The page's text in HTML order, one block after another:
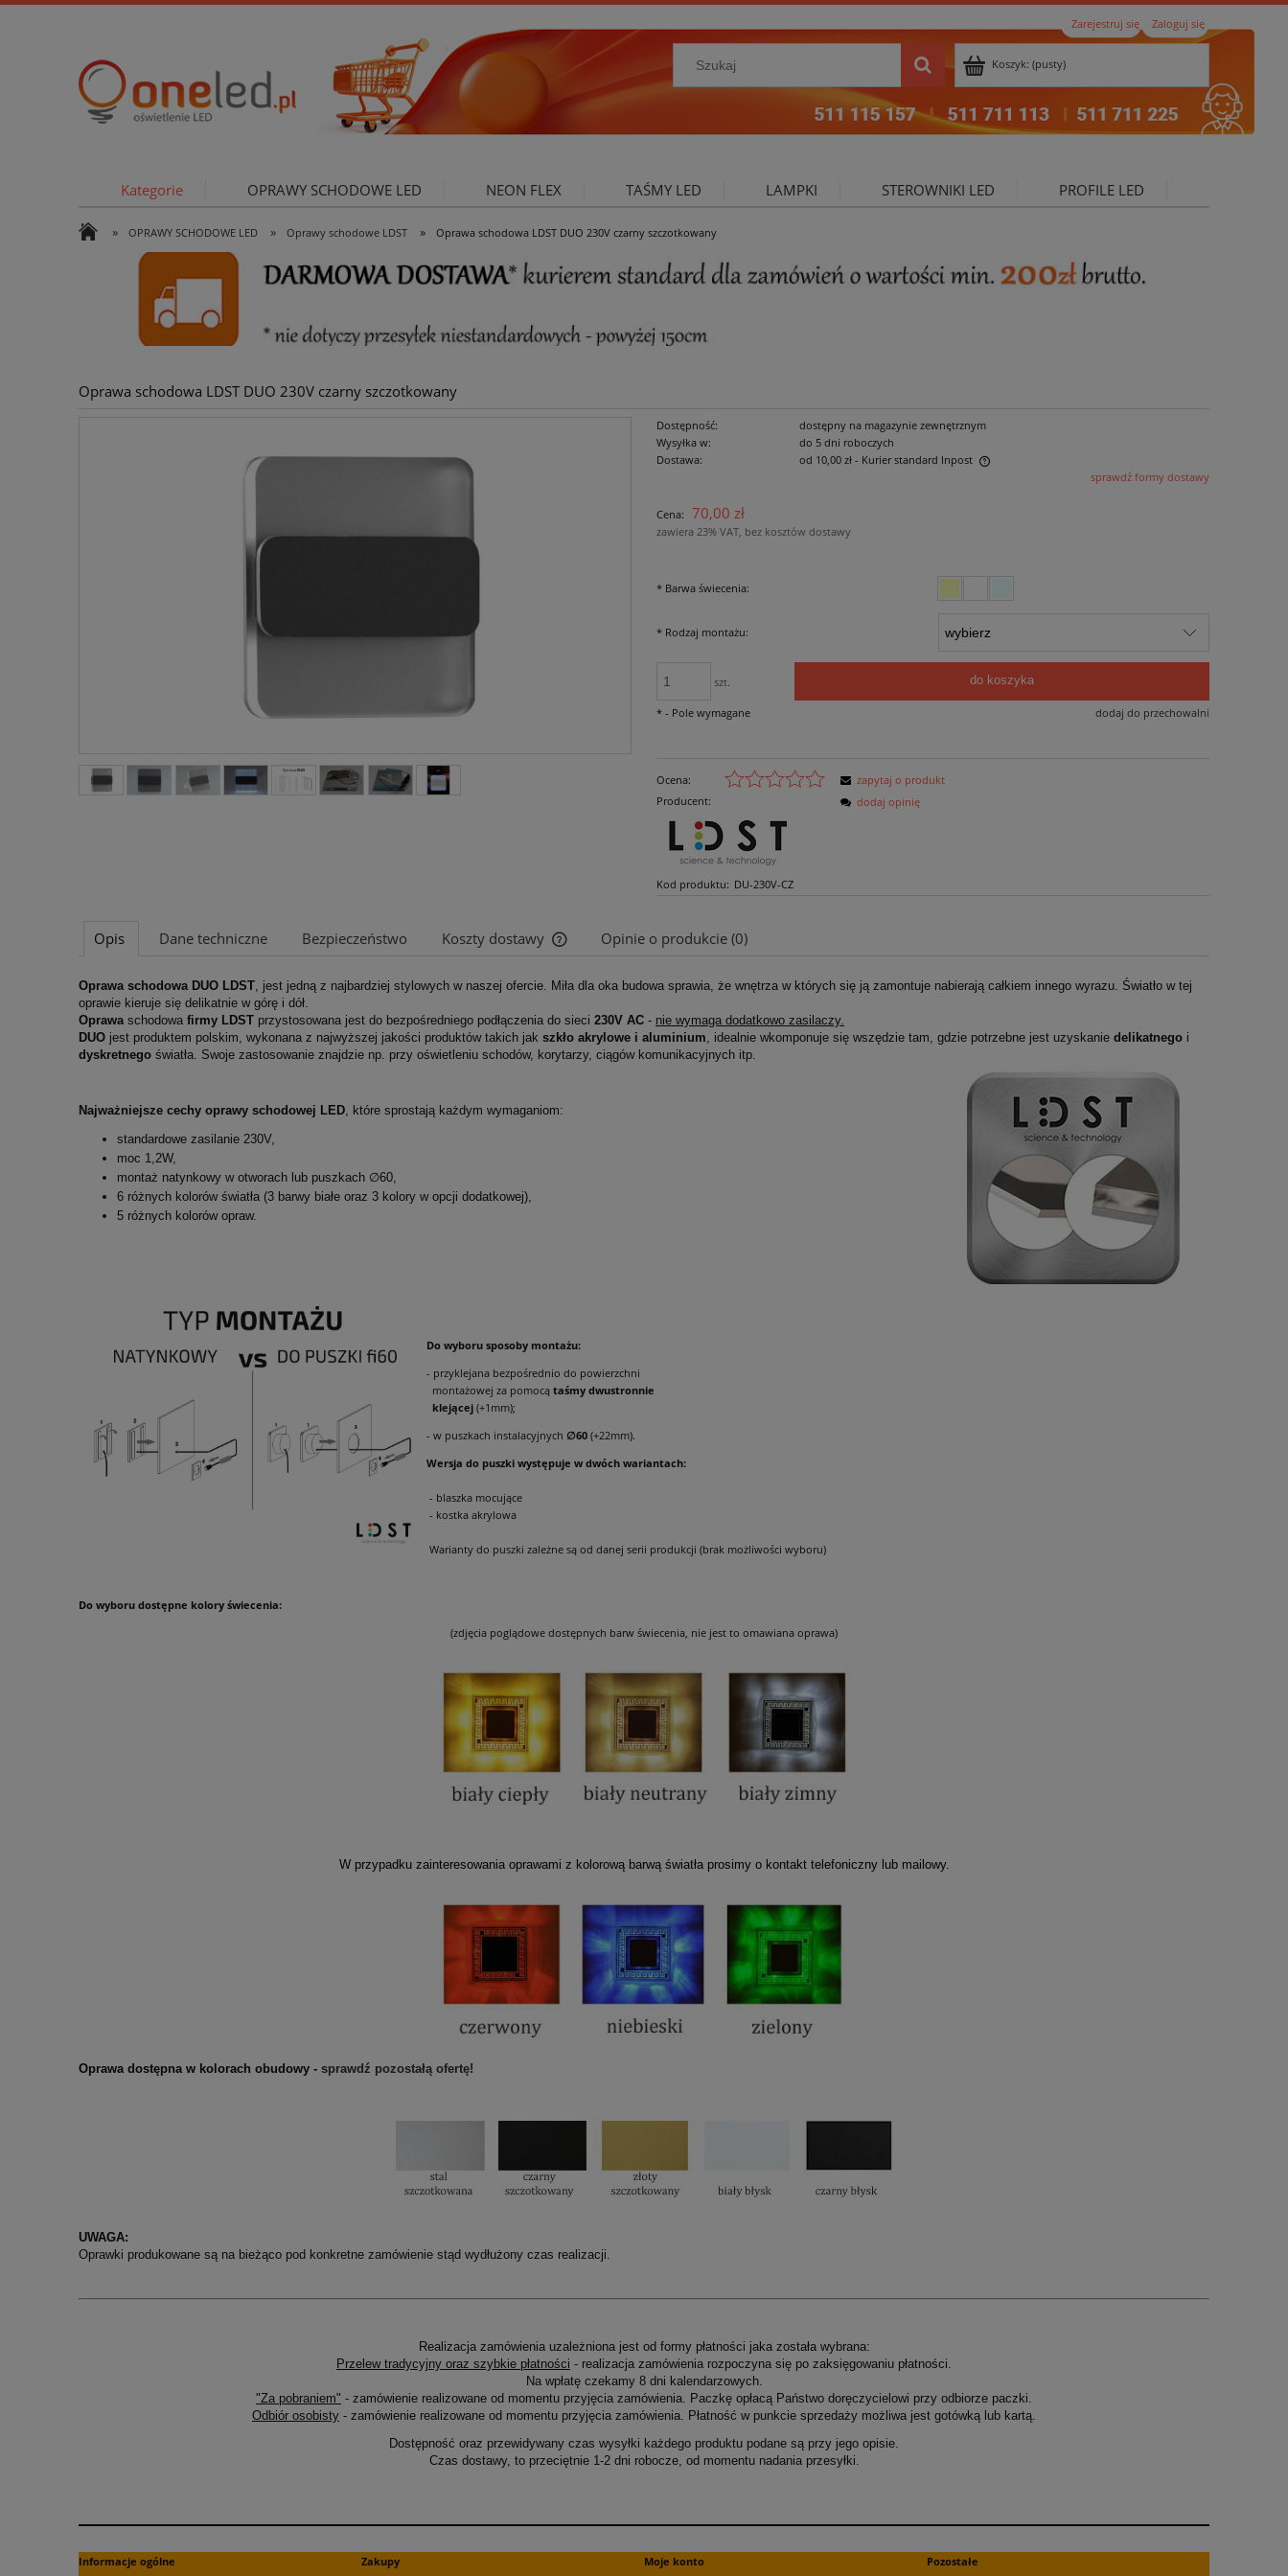
Zarejestruj się Zaloguj się
Koszyk: (pusty)
Kategorie OPRAWY SCHODOWE LED NEON FLEX TAŚMY LED LAMPKI STEROWNIKI LED PROFILE LED
OŚWIETLENIE ZEWNĘTRZNE OŚWIETLENIE DO SALONU
» OPRAWY SCHODOWE LED » Oprawy schodowe LDST » Oprawa schodowa LDST DUO 230V czarny szczotkowany
Oprawa schodowa LDST DUO 230V czarny szczotkowany
Dostępność:
dostępny na magazynie zewnętrznym
Wysyłka w:
do 5 dni roboczych
Dostawa:
od 10,00 zł - Kurier standard Inpost
płatności
sprawdź formy dostawy
Cena: 70,00 zł
zawiera 23% VAT, bez kosztów dostawy
*Barwa świecenia:
*Rodzaj montażu:
szt. do koszyka
dodaj do przechowalni
*- Pole wymagane
Ocena:
Producent:
Kod produktu: DU-230V-CZ
zapytaj o produkt
dodaj opinię
Opis Dane techniczne Bezpieczeństwo Koszty dostawy
Cena nie zawiera ewentualnych kosztów
Opinie o produkcie (0)
Oprawa schodowa DUO LDST , jest jedną z najbardziej stylowych w naszej ofercie. Miła dla oka budowa sprawia, że wnętrza w których się ją zamontuje nabierają całkiem innego wyrazu. Światło w tej
oprawie kieruje się delikatnie w górę i dół.
Oprawa schodowa firmy LDST przystosowana jest do bezpośredniego podłączenia do sieci 230V AC - nie wymaga dodatkowo zasilaczy.
DUO jest produktem polskim, wykonana z najwyższej jakości produktów takich jak szkło akrylowe i aluminium idealnie wkomponuje się wszędzie tam, gdzie potrzebne jest uzyskanie delikatnego i
dyskretnego światła. Swoje zastosowanie znajdzie np. przy oświetleniu schodów, korytarzy, ciągów komunikacyjnych itp.
Najważniejsze cechy oprawy schodowej LED , które sprostają każdym wymaganiom:
standardowe zasilanie 230V,
moc 1,2W,
montaż natynkowy w otworach lub puszkach ∅60,
6 różnych kolorów światła (3 barwy białe oraz 3 kolory w opcji dodatkowej),
5 różnych kolorów opraw.
Do wyboru sposoby montażu:
- przyklejana bezpośrednio do powierzchni
montażowej za pomocą taśmy dwustronnie
klejącej (+1mm);
- w puszkach instalacyjnych ∅60 (+22mm).
Wersja do puszki występuje w dwóch wariantach:
- blaszka mocujące
- kostka akrylowa
Warianty do puszki zależne są od danej serii produkcji (brak możliwości wyboru)
Do wyboru dostępne kolory świecenia:
(zdjęcia poglądowe dostępnych barw świecenia, nie jest to omawiana oprawa)
W przypadku zainteresowania oprawami z kolorową barwą światła prosimy o kontakt telefoniczny lub mailowy.
Oprawa dostępna w kolorach obudowy - sprawdź pozostałą ofertę!
UWAGA:
Oprawki produkowane są na bieżąco pod konkretne zamówienie stąd wydłużony czas realizacji.
Realizacja zamówienia uzależniona jest od formy płatności jaka została wybrana:
Przelew tradycyjny oraz szybkie płatności - realizacja zamówienia rozpoczyna się po zaksięgowaniu płatności.
Na wpłatę czekamy 8 dni kalendarzowych.
"Za pobraniem" - zamówienie realizowane od momentu przyjęcia zamówienia. Paczkę opłacą Państwo doręczycielowi przy odbiorze paczki.
Odbiór osobisty - zamówienie realizowane od momentu przyjęcia zamówienia. Płatność w punkcie sprzedaży możliwa jest gotówką lub kartą.
Dostępność oraz przewidywany czas wysyłki każdego produktu podane są przy jego opisie.
Czas dostawy, to przeciętnie 1-2 dni robocze, od momentu nadania przesyłki.
Informacje ogólne Zakupy Moje konto Pozostałe